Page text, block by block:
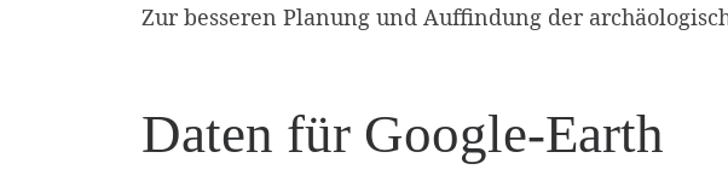
Zur besseren Planung und Auffindung der
Daten für Google-Earth